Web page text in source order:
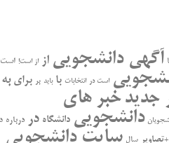
آگهی دانشجویی از از است! است
است در انتخابات با باید بر برای به
جدید خبر های
دانشجویی دانشگاه در درباره
سال سایت دانشجویی